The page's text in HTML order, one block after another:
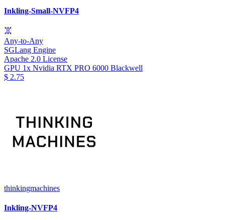
Inkling-Small-NVFP4
Any-to-Any
SGLang Engine
Apache 2.0 License
GPU 1x Nvidia RTX PRO 6000 Blackwell
$ 2.75
thinkingmachines
Inkling-NVFP4